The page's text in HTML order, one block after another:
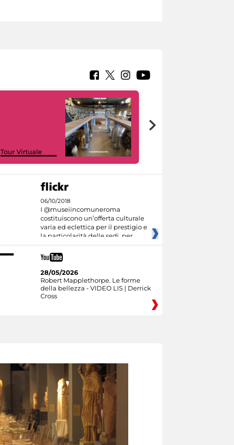
Tour Virtuale
06/10/2018
I @museiincomuneroma
costituiscono un’offerta culturale
varia ed eclettica per il prestigio e
la particolarità delle sedi, per
28/05/2026
Robert Mapplethorpe. Le forme
della bellezza - VIDEO LIS | Derrick
Cross